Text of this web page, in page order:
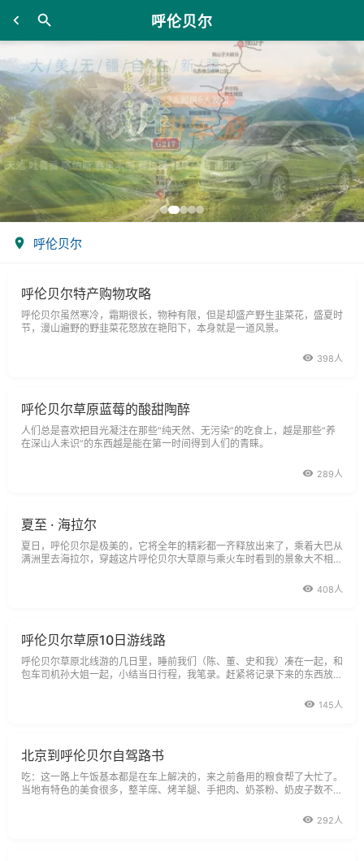
呼伦贝尔
呼伦贝尔
呼伦贝尔特产购物攻略
呼伦贝尔虽然寒冷，霜期很长，物种有限，但是却盛产野生韭菜花，盛夏时
节，漫山遍野的野韭菜花怒放在艳阳下，本身就是一道风景。
398人
呼伦贝尔草原蓝莓的酸甜陶醉
人们总是喜欢把目光凝注在那些“纯天然、无污染”的吃食上，越是那些“养
在深山人未识”的东西越是能在第一时间得到人们的青睐。
289人
夏至 · 海拉尔
夏日，呼伦贝尔是极美的，它将全年的精彩都一齐释放出来了，乘着大巴从
满洲里去海拉尔，穿越这片呼伦贝尔大草原与乘火车时看到的景象大不相
408人
呼伦贝尔草原10日游线路
呼伦贝尔草原北线游的几日里，睡前我们（陈、董、史和我）凑在一起，和
包车司机孙大姐一起，小结当日行程，我笔录。赶紧将记录下来的东西放上
145人
北京到呼伦贝尔自驾路书
吃：这一路上午饭基本都是在车上解决的，来之前备用的粮食帮了大忙了。
当地有特色的美食很多，整羊席、烤羊腿、手把肉、奶茶粉、奶皮子数不胜
阿尔山吃到的东北菜很好，很地道，量也很足。住：酒店都是在去之前提前
292人